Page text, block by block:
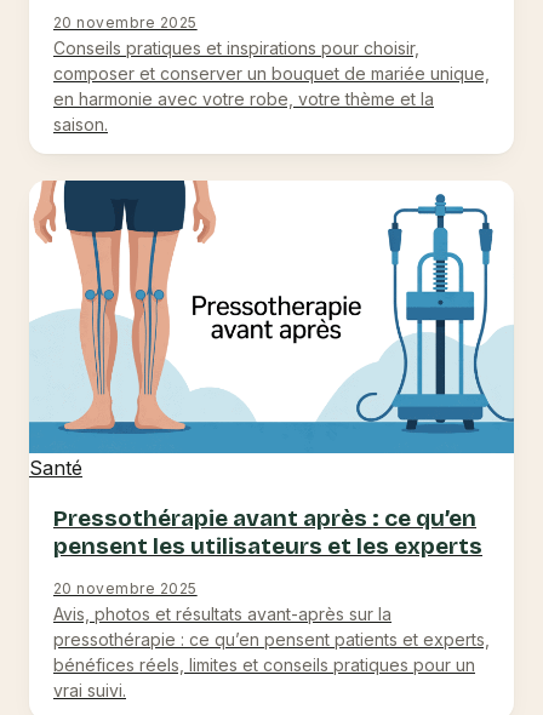
20 novembre 2025
Conseils pratiques et inspirations pour choisir,
composer et conserver un bouquet de mariée unique,
en harmonie avec votre robe, votre thème et la
saison.
Santé
Pressothérapie avant après : ce qu’en
pensent les utilisateurs et les experts
20 novembre 2025
Avis, photos et résultats avant-après sur la
pressothérapie : ce qu’en pensent patients et experts,
bénéfices réels, limites et conseils pratiques pour un
vrai suivi.